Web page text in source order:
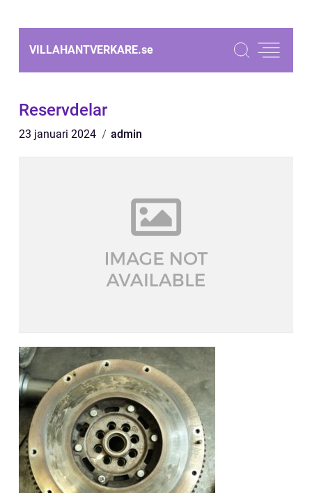
VILLAHANTVERKARE.se
Reservdelar
23 januari 2024 admin